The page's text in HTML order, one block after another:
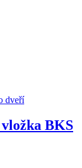
dveří
BKS